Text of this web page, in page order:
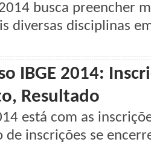
busca preencher
diversas disciplinas
IBGE 2014:
Resultado
está com as
de inscrições se